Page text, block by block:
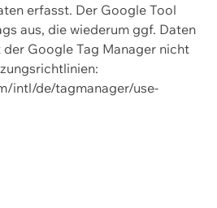
erfasst. Der Google Tool
aus, die wiederum ggf. Daten
Google Tag Manager nicht
intl/de/tagmanager/use-